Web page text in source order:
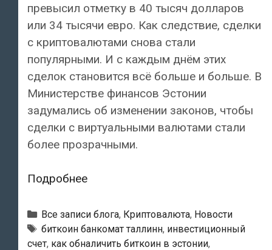
превысил отметку в 40 тысяч долларов
или 34 тысячи евро. Как следствие, сделки
с криптовалютами снова стали
популярными. И с каждым днём этих
сделок становится всё больше и больше. В
Министерстве финансов Эстонии
задумались об изменении законов, чтобы
сделки с виртуальными валютами стали
более прозрачными.
ПодробнееВ
могут
изменить
законы,
Рубрики
Все записи блога, Криптовалюта, Новости
Тэги
биткоин банкомат таллинн, инвестиционный
счет, как обналичить биткоин в эстонии,